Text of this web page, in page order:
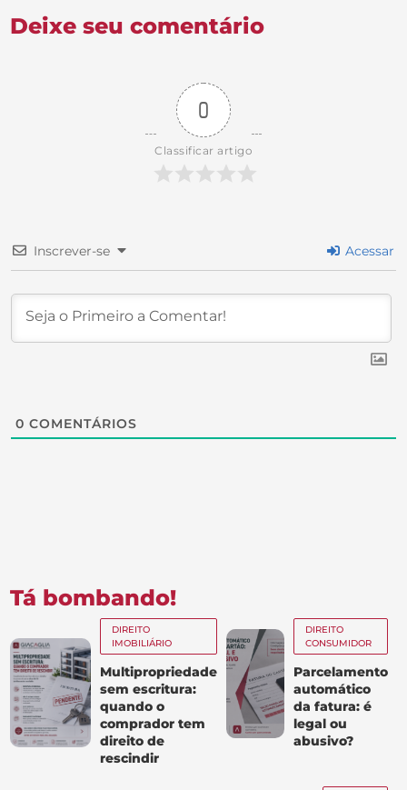
Deixe seu comentário
0
Classificar artigo
Inscrever-se Acessar
0 COMENTÁRIOS
Tá bombando!
DIREITO
IMOBILIÁRIO
Multipropriedade
sem escritura:
quando o
comprador tem
direito de
rescindir
DIREITO
CONSUMIDOR
Parcelamento
automático
da fatura: é
legal ou
abusivo?